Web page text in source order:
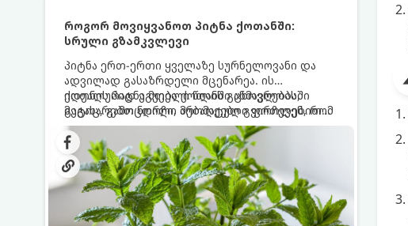
როგორ მოვიყვანოთ პიტნა ქოთანში:
სრული გზამკვლევი
პიტნა ერთ-ერთი ყველაზე სურნელოვანი და
ადვილად გასაზრდელი მცენარეა. ის
იდეალურად ეგუება ქოთანში ცხოვრებას,
მეტიც, გამოცდილი მებაღეები გვირჩევენ, რომ
პიტნა მხოლოდ ქოთანში მოვიყვანოთ, რადგან
ღია გრუნტში (ბაღში) დარგვისას ის ფესვებით
ძალიან სწრაფად ვრცელდება და სხვა
მცენარეებს ავიწროებს.
ქოთნის პიტნა მთელი წლის განმავლობაში
გაგახარებთ ნორჩი, არომატული ფოთლებით
ჩაის, ლიმონათისა თუ კერძებისთვის.